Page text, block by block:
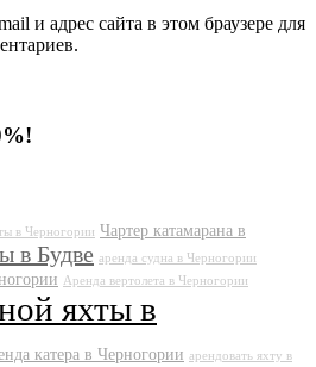
и адрес сайта в этом браузере для
в Черногории Чартер катамарана в
в Будве аренда судна в Черногории
Аренда вертолета в Черногории
яхты в
катера в Черногории арендовать яхту в